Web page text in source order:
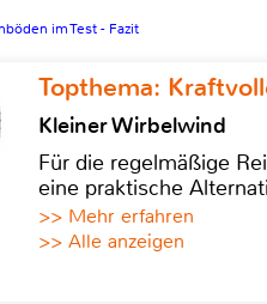
im Test - Fazit
Topthema:
Kleiner Wirbelwind
Für die regelmäßige
eine praktische
>> Mehr erfahren
>> Alle anzeigen